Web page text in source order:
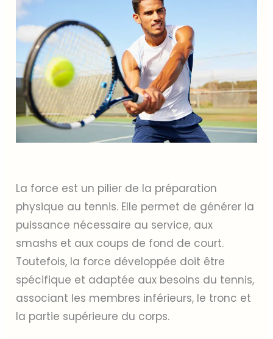
La force est un pilier de la préparation
physique au tennis. Elle permet de générer la
puissance nécessaire au service, aux
smashs et aux coups de fond de court.
Toutefois, la force développée doit être
spécifique et adaptée aux besoins du tennis,
associant les membres inférieurs, le tronc et
la partie supérieure du corps.